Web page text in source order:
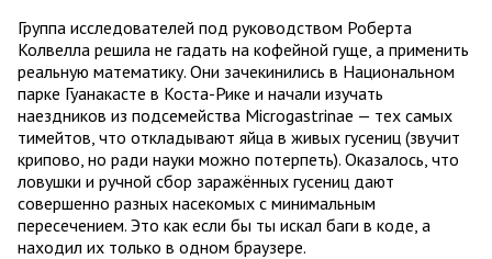
Группа исследователей под руководством Роберта
Колвелла решила не гадать на кофейной гуще, а применить
реальную математику. Они зачекинились в Национальном
парке Гуанакасте в Коста-Рике и начали изучать
наездников из подсемейства Microgastrinae — тех самых
тимейтов, что откладывают яйца в живых гусениц (звучит
крипово, но ради науки можно потерпеть). Оказалось, что
ловушки и ручной сбор заражённых гусениц дают
совершенно разных насекомых с минимальным
пересечением. Это как если бы ты искал баги в коде, а
находил их только в одном браузере.